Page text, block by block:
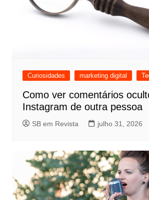
Curiosidades marketing digital
Como ver comentários
Instagram de outra pessoa
SB em Revista julho 31, 2026